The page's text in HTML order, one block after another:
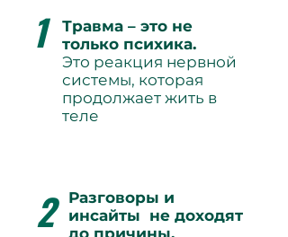
1
Травма – это не
только психика.
Это реакция нервной
системы, которая
продолжает жить в
теле
2
Разговоры и
инсайты не доходят
до причины.